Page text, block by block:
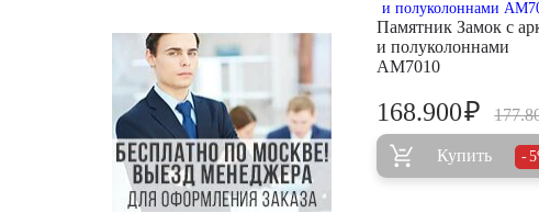
Памятник Замок с
и полуколоннами
AM7010
168.900₽
Купить